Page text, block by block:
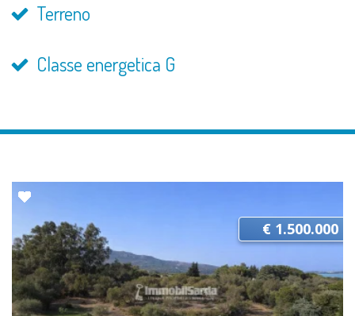
Terreno
Classe energetica G
€ 1.500.000